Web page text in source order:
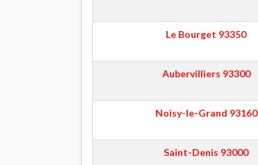
Le Bourget 93350
Aubervilliers 93300
Noisy-le-Grand 93160
Saint-Denis 93000